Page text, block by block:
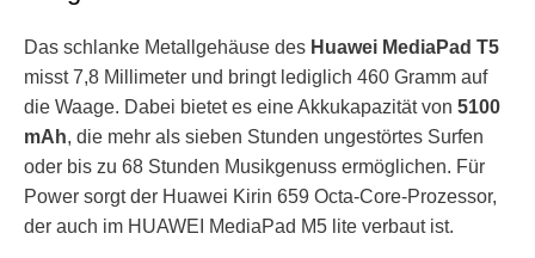
Das schlanke Metallgehäuse des Huawei MediaPad T5
misst 7,8 Millimeter und bringt lediglich 460 Gramm auf
die Waage. Dabei bietet es eine Akkukapazität von 5100
mAh, die mehr als sieben Stunden ungestörtes Surfen
oder bis zu 68 Stunden Musikgenuss ermöglichen. Für
Power sorgt der Huawei Kirin 659 Octa-Core-Prozessor,
der auch im HUAWEI MediaPad M5 lite verbaut ist.